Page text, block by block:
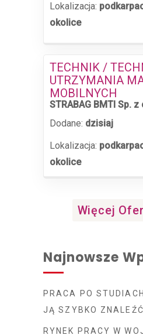
Lokalizacja:
okolice
TECHNIK /
UTRZYMANIA
MOBILNYCH
STRABAG BMTI Sp. z
Dodane: dzisiaj
Lokalizacja:
okolice
Więcej
Najnowsze
PRACA PO
JĄ SZYBKO
RYNEK PRACY W